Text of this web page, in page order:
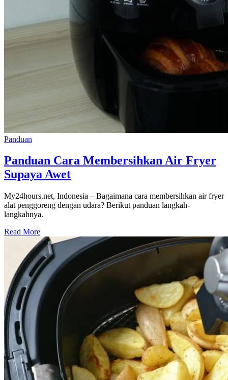
Panduan
Panduan Cara Membersihkan Air Fryer
Supaya Awet
My24hours.net, Indonesia – Bagaimana cara membersihkan air fryer
alat penggoreng dengan udara? Berikut panduan langkah-
langkahnya.
Read More